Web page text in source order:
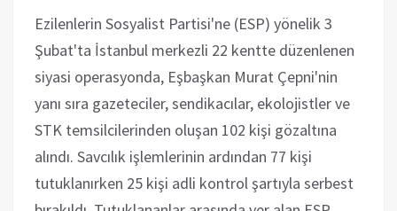
Ezilenlerin Sosyalist Partisi'ne (ESP) yönelik 3
Şubat'ta İstanbul merkezli 22 kentte düzenlenen
siyasi operasyonda, Eşbaşkan Murat Çepni'nin
yanı sıra gazeteciler, sendikacılar, ekolojistler ve
STK temsilcilerinden oluşan 102 kişi gözaltına
alındı. Savcılık işlemlerinin ardından 77 kişi
tutuklanırken 25 kişi adli kontrol şartıyla serbest